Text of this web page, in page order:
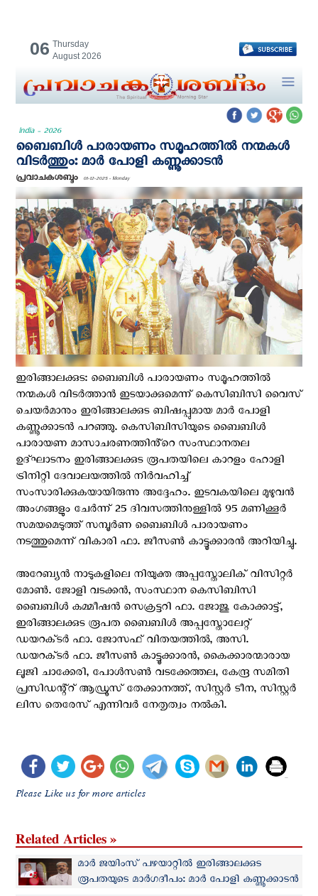
06 Thursday
August 2026
India - 2026
ബൈബിൾ പാരായണം സമൂഹത്തിൽ നന്മകൾ
വിടർത്തും: മാർ പോളി കണ്ണൂക്കാടൻ
പ്രവാചകശബ്ദം 01-12-2025 - Monday
ഇരിങ്ങാലക്കുട: ബൈബിൾ പാരായണം സമൂഹത്തിൽ
നന്മകൾ വിടർത്താൻ ഇടയാക്കുമെന്ന് കെസിബിസി വൈസ്
ചെയർമാനും ഇരിങ്ങാലക്കുട ബിഷപ്പുമായ മാർ പോളി
കണ്ണൂക്കാടൻ പറഞ്ഞു. കെസിബിസിയുടെ ബൈബിൾ
പാരായണ മാസാചരണത്തിൻ്റെ സംസ്ഥാനതല
ഉദ്ഘാടനം ഇരിങ്ങാലക്കുട രൂപതയിലെ കാറളം ഹോളി
ട്രിനിറ്റി ദേവാലയത്തിൽ നിർവഹിച്ച്
സംസാരിക്കുകയായിരുന്നു അദ്ദേഹം. ഇടവകയിലെ മുഴുവൻ
അംഗങ്ങളും ചേർന്ന് 25 ദിവസത്തിനുള്ളിൽ 95 മണിക്കൂർ
സമയമെടുത്ത് സമ്പൂർണ ബൈബിൾ പാരായണം
നടത്തുമെന്ന് വികാരി ഫാ. ജീസൺ കാട്ടൂക്കാരൻ അറിയിച്ചു.
അറേബ്യൻ നാടുകളിലെ നിയുക്ത അപ്പസ്തോലിക് വിസിറ്റർ
മോൺ. ജോളി വടക്കൻ, സംസ്ഥാന കെസിബിസി
ബൈബിൾ കമ്മീഷൻ സെക്രട്ടറി ഫാ. ജോജു കോക്കാട്ട്,
ഇരിങ്ങാലക്കുട രൂപത ബൈബിൾ അപ്പ‌സ്തോലേറ്റ്
ഡയറക്‌ടർ ഫാ. ജോസഫ് വിതയത്തിൽ, അസി.
ഡയറക്‌ടർ ഫാ. ജീസൺ കാട്ടൂക്കാരൻ, കൈക്കാരന്മാരായ
ലൂജി ചാക്കേരി, പോൾസൺ വടക്കേത്തല, കേന്ദ്ര സമിതി
പ്രസിഡന്റ്റ് ആഡ്രൂസ് തേക്കാനത്ത്, സിസ്റ്റർ ടീന, സിസ്റ്റർ
ലിസ തെരേസ് എന്നിവർ നേതൃത്വം നൽകി.
Please Like us for more articles
Related Articles »
മാർ ജയിംസ് പഴയാറ്റിൽ ഇരിങ്ങാലക്കുട
രൂപതയുടെ മാർഗദീപം: മാർ പോളി കണ്ണൂക്കാടൻ